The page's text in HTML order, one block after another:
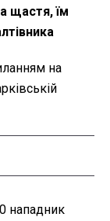
щастя, їм
на
нападник